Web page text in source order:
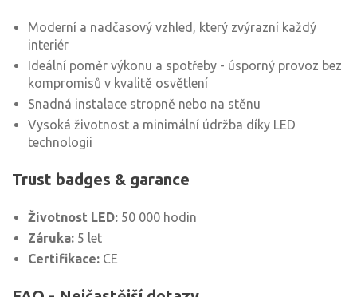
Moderní a nadčasový vzhled, který zvýrazní každý
interiér
Ideální poměr výkonu a spotřeby - úsporný provoz bez
kompromisů v kvalitě osvětlení
Snadná instalace stropně nebo na stěnu
Vysoká životnost a minimální údržba díky LED
technologii
Trust badges & garance
Životnost LED: 50 000 hodin
Záruka: 5 let
Certifikace: CE